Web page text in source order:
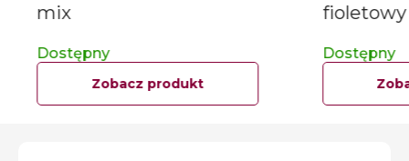
mix
Dostępny
Zobacz produkt
fioletowy
Dostępny